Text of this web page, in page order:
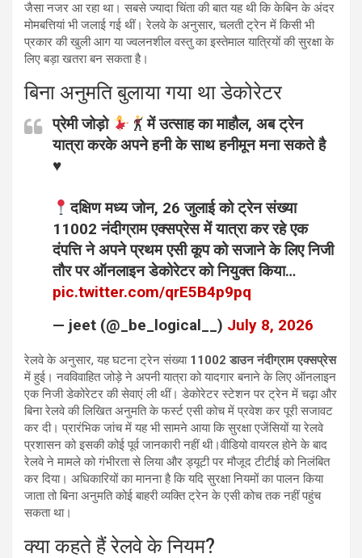
जैसा नजर आ रहा था। सबसे ज्यादा चिंता की बात यह थी कि केबिन के अंदर
मोमबत्तियां भी जलाई गई थीं। रेलवे के अनुसार, चलती ट्रेन में किसी भी
प्रकार की खुली आग या ज्वलनशील वस्तु का इस्तेमाल यात्रियों की सुरक्षा के
लिए बड़ा खतरा बन सकता है।
बिना अनुमति बुलाया गया था डेकोरेटर
प्रेमी जोड़ो
में उत्साह का माहौल, अब ट्रेन
यात्रा करके अपने हनी के साथ हनीमून मना सकते है
♥️
दक्षिण मध्य जोन, 26 जुलाई को ट्रेन संख्या
11002 नंदीग्राम एक्सप्रेस में यात्रा कर रहे एक
दंपत्ति ने अपने प्रथम एसी कूप को सजाने के लिए निजी
तौर पर ऑनलाइन डेकोरेटर को नियुक्त किया…
pic.twitter.com/qrE5B4p9pq
— jeet (@_be_logical__) July 8, 2026
रेलवे के अनुसार, यह घटना ट्रेन संख्या 11002 डाउन नंदीग्राम एक्सप्रेस
में हुई। नवविवाहित जोड़े ने अपनी यात्रा को यादगार बनाने के लिए ऑनलाइन
एक निजी डेकोरेटर की सेवाएं ली थीं। डेकोरेटर स्टेशन पर ट्रेन में चढ़ा और
बिना रेलवे की लिखित अनुमति के फर्स्ट एसी कोच में प्रवेश कर पूरी सजावट
कर दी। प्रारंभिक जांच में यह भी सामने आया कि सुरक्षा एजेंसियों या रेलवे
प्रशासन को इसकी कोई पूर्व जानकारी नहीं थी।वीडियो वायरल होने के बाद
रेलवे ने मामले को गंभीरता से लिया और ड्यूटी पर मौजूद टीटीई को निलंबित
कर दिया। अधिकारियों का मानना है कि यदि सुरक्षा नियमों का पालन किया
जाता तो बिना अनुमति कोई बाहरी व्यक्ति ट्रेन के एसी कोच तक नहीं पहुंच
सकता था।
क्या कहते हैं रेलवे के नियम?